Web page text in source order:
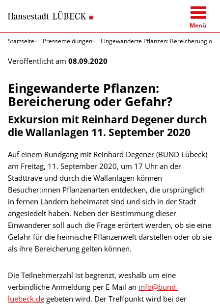
Menü
Startseite
Pressemeldungen Eingewanderte Pflanzen: Bereicherung
Veröffentlicht am 08.09.2020
Eingewanderte Pflanzen:
Bereicherung oder Gefahr?
Exkursion mit Reinhard Degener durch
die Wallanlagen 11. September 2020
Auf einem Rundgang mit Reinhard Degener (BUND Lübeck)
am Freitag, 11. September 2020, um 17 Uhr an der
Stadttrave und durch die Wallanlagen können
Besucher:innen Pflanzenarten entdecken, die ursprünglich
in fernen Ländern beheimatet sind und sich in der Stadt
angesiedelt haben. Neben der Bestimmung dieser
Einwanderer soll auch die Frage erörtert werden, ob sie eine
Gefahr für die heimische Pflanzenwelt darstellen oder ob sie
als ihre Bereicherung gelten können.
Die Teilnehmerzahl ist begrenzt, weshalb um eine
verbindliche Anmeldung per E-Mail an info@bund-
luebeck.de gebeten wird. Der Treffpunkt wird bei der